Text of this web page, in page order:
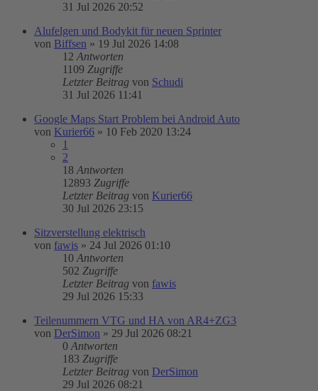
31 Jul 2026 20:52
Alufelgen und Bodykit für neuen Sprinter
von Biffsen » 19 Jul 2026 14:08
12 Antworten
1109 Zugriffe
Letzter Beitrag von Schudi
31 Jul 2026 11:41
Google Maps Start Problem bei Android Auto
von Kurier66 » 10 Feb 2020 13:24
1
2
18 Antworten
12893 Zugriffe
Letzter Beitrag von Kurier66
30 Jul 2026 23:15
Sitzverstellung elektrisch
von fawis » 24 Jul 2026 01:10
10 Antworten
502 Zugriffe
Letzter Beitrag von fawis
29 Jul 2026 15:33
Teilenummern VTG und HA von AR4+ZG3
von DerSimon » 29 Jul 2026 08:21
0 Antworten
183 Zugriffe
Letzter Beitrag von DerSimon
29 Jul 2026 08:21